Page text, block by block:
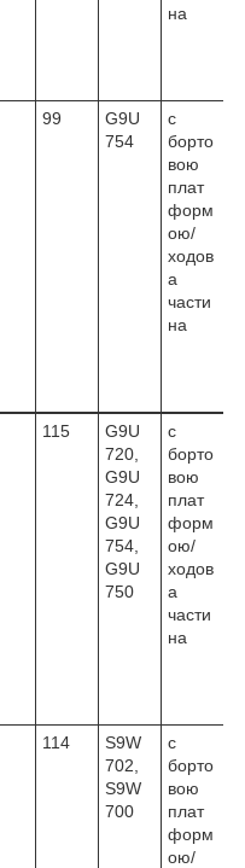
на
99
G9U
754
c
борто
вою
плат
форм
ою/
ходов
а
части
на
115
G9U
720,
G9U
724,
G9U
754,
G9U
750
c
борто
вою
плат
форм
ою/
ходов
а
части
на
114
S9W
702,
S9W
700
c
борто
вою
плат
форм
ою/